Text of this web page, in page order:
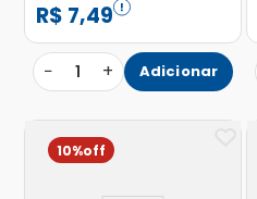
R$ 7,49
− 1 + Adicionar
10%